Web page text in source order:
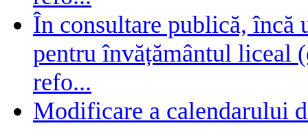
În consultare publică, încă
pentru învățământul liceal
refo...
Modificare a calendarului